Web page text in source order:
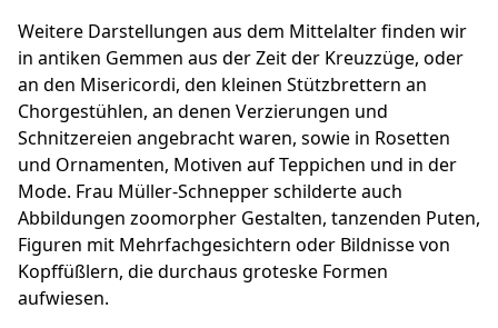
Weitere Darstellungen aus dem Mittelalter finden wir
in antiken Gemmen aus der Zeit der Kreuzzüge, oder
an den Misericordi, den kleinen Stützbrettern an
Chorgestühlen, an denen Verzierungen und
Schnitzereien angebracht waren, sowie in Rosetten
und Ornamenten, Motiven auf Teppichen und in der
Mode. Frau Müller-Schnepper schilderte auch
Abbildungen zoomorpher Gestalten, tanzenden Puten,
Figuren mit Mehrfachgesichtern oder Bildnisse von
Kopffüßlern, die durchaus groteske Formen
aufwiesen.